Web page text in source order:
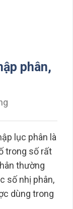
phân,
lục phân là
trong số rất
thường
số nhị phân,
dùng trong